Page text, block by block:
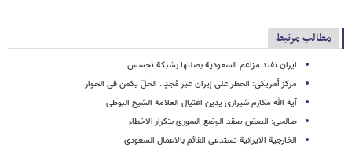
مطالب مرتبط
ایران تفند مزاعم السعودیة بصلتها بشبکة تجسس
مرکز أمریکی: الحظر على إیران غیر مُجدٍ.. الحلّ یکمن فی الحوار
آیة الله مکارم شیرازی یدین اغتیال العلامة الشیخ البوطی
صالحی: البعض یعقد الوضع السوری بتکرار الاخطاء
الخارجیة الایرانیة تستدعی القائم بالاعمال السعودی